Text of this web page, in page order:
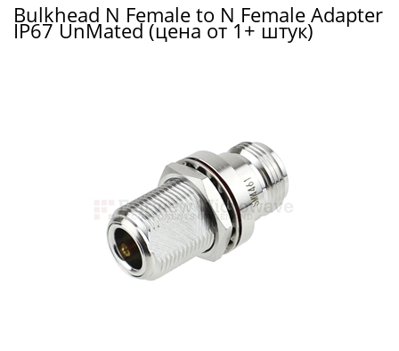
Bulkhead N Female to N Female Adapter
IP67 UnMated (цена от 1+ штук)